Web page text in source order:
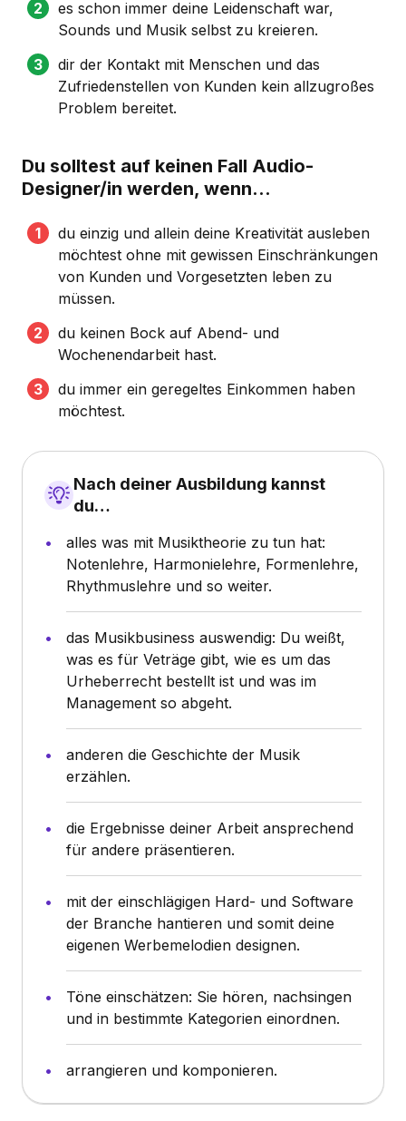
es schon immer deine Leidenschaft war,
Sounds und Musik selbst zu kreieren.
dir der Kontakt mit Menschen und das
Zufriedenstellen von Kunden kein allzugroßes
Problem bereitet.
Du solltest auf keinen Fall Audio-
Designer/in werden, wenn...
du einzig und allein deine Kreativität ausleben
möchtest ohne mit gewissen Einschränkungen
von Kunden und Vorgesetzten leben zu
müssen.
du keinen Bock auf Abend- und
Wochenendarbeit hast.
du immer ein geregeltes Einkommen haben
möchtest.
Nach deiner Ausbildung kannst
du…
alles was mit Musiktheorie zu tun hat:
Notenlehre, Harmonielehre, Formenlehre,
Rhythmuslehre und so weiter.
das Musikbusiness auswendig: Du weißt,
was es für Veträge gibt, wie es um das
Urheberrecht bestellt ist und was im
Management so abgeht.
anderen die Geschichte der Musik
erzählen.
die Ergebnisse deiner Arbeit ansprechend
für andere präsentieren.
mit der einschlägigen Hard- und Software
der Branche hantieren und somit deine
eigenen Werbemelodien designen.
Töne einschätzen: Sie hören, nachsingen
und in bestimmte Kategorien einordnen.
arrangieren und komponieren.